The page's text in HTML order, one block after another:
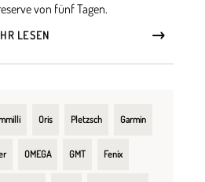
von fünf Tagen.
LESEN
Oris Pletzsch Garmin
OMEGA GMT Fenix